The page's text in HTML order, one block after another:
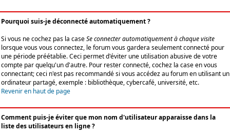
Pourquoi suis-je déconnecté automatiquement ?
Si vous ne cochez pas la caseSe connecter automatiquement à chaque visite
lorsque vous vous connectez, le forum vous gardera seulement connecté pour
une période préétablie. Ceci permet d'éviter une utilisation abusive de votre
compte par quelqu'un d'autre. Pour rester connecté, cochez la case en vous
connectant; ceci n'est pas recommandé si vous accédez au forum en utilisant un
ordinateur partagé, exemple : bibliothèque, cybercafé, université, etc.
Revenir en haut de page
Comment puis-je éviter que mon nom d'utilisateur apparaisse dans la
liste des utilisateurs en ligne ?